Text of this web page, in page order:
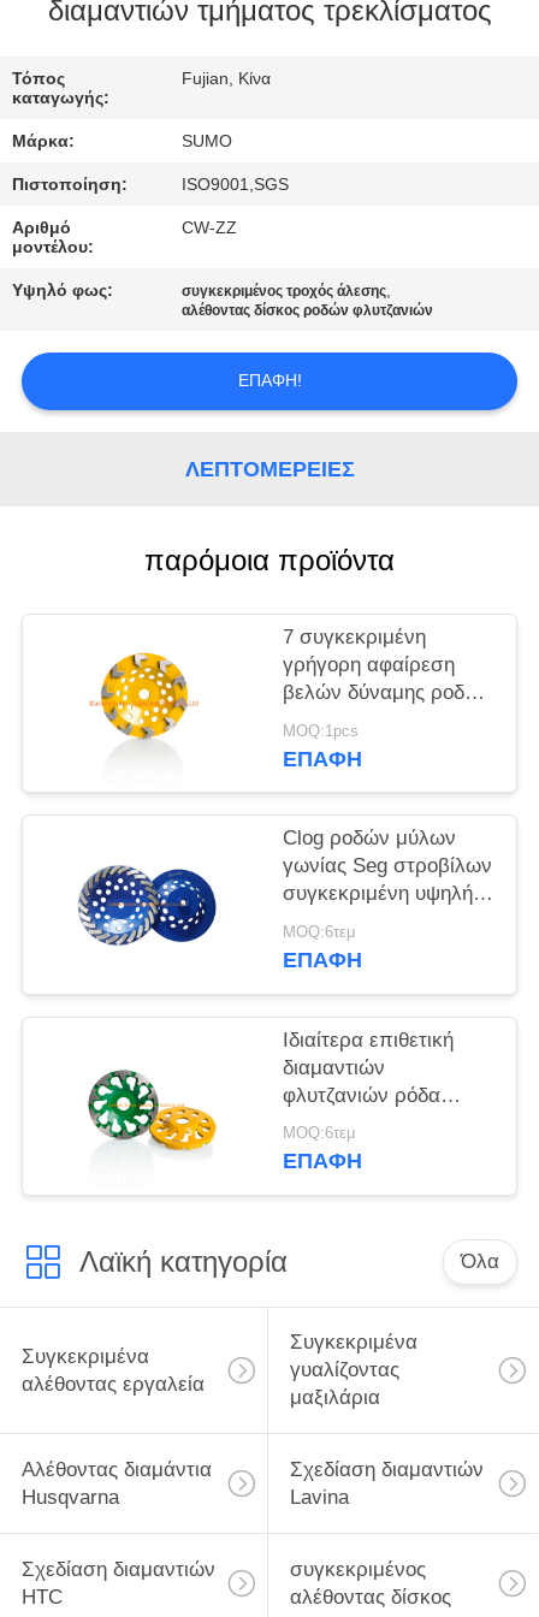
ΠΟΙΟΤΙΚΌΣ
ΜΑΣ
ΕΠΑΦΉ
ΜΕ
ΖΗΤΉΣΤΕ
ΈΝΑ
ΑΠΟΡΡΉΤΟΥ
διαμαντιών τμήματος τρεκλίσματος
Τόπος
καταγωγής:
Fujian, Κίνα
Μάρκα: SUMO
Πιστοποίηση: ISO9001,SGS
Αριθμό
μοντέλου:
CW-ZZ
Υψηλό φως: συγκεκριμένος τροχός άλεσης,
αλέθοντας δίσκος ροδών φλυτζανιών
ΕΠΑΦΉ!
ΛΕΠΤΟΜΈΡΕΙΕΣ
παρόμοια προϊόντα
7 συγκεκριμένη
γρήγορη αφαίρεση
βελών δύναμης ροδών
φλυτζανιών
διαμαντιών ίντσας
MOQ:1pcs
ΕΠΑΦΉ
Clog ροδών μύλων
γωνίας Seg στροβίλων
συγκεκριμένη υψηλή
αποδοτική απόδειξη
MOQ:6τεμ
ΕΠΑΦΉ
Ιδιαίτερα επιθετική
διαμαντιών
φλυτζανιών ρόδα
φλυτζανιών ροδών Τ
Seg συγκεκριμένη
MOQ:6τεμ
ΕΠΑΦΉ
Λαϊκή κατηγορία Όλα
Συγκεκριμένα
αλέθοντας εργαλεία
Συγκεκριμένα
γυαλίζοντας
μαξιλάρια
Αλέθοντας διαμάντια
Husqvarna
Σχεδίαση διαμαντιών
Lavina
Σχεδίαση διαμαντιών
HTC
συγκεκριμένος
αλέθοντας δίσκος